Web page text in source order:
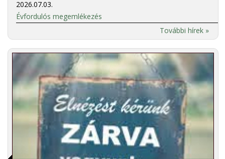
2026.07.03.
Évfordulós megemlékezés
További hírek »